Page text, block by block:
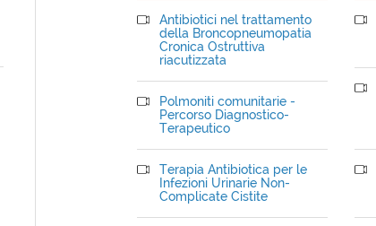
Antibiotici nel trattamento
della Broncopneumopatia
Cronica Ostruttiva
riacutizzata
Polmoniti comunitarie -
Percorso Diagnostico-
Terapeutico
Terapia Antibiotica per le
Infezioni Urinarie Non-
Complicate Cistite